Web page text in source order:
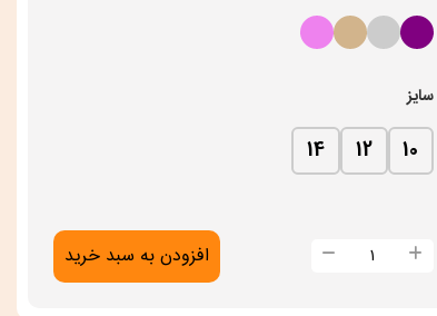
سایز
10
12
14
وست
افزودن به سبد خرید